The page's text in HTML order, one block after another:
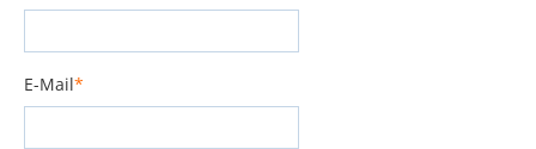
Pflichtfeld
E-Mail*
Pflichtfeld